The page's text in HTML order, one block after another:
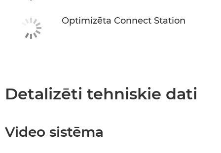
Optimizēta Connect Station
Detalizēti tehniskie dati
Video sistēma